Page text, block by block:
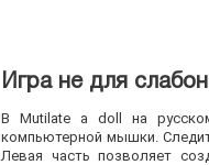
Игра не для
В Mutilate a doll на
компьютерной мышки.
Левая часть позволяет